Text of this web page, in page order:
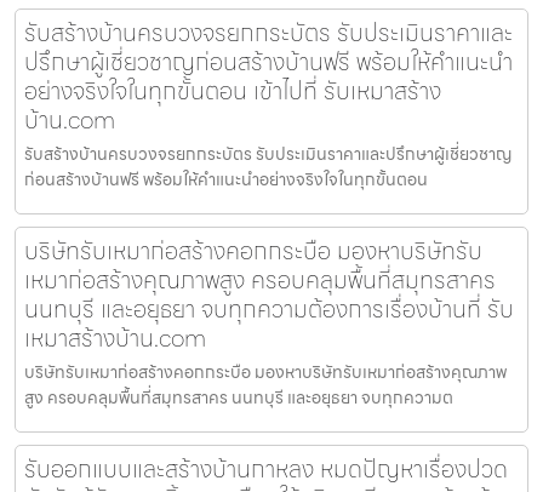
รับสร้างบ้านครบวงจรยกกระบัตร รับประเมินราคาและ
ปรึกษาผู้เชี่ยวชาญก่อนสร้างบ้านฟรี พร้อมให้คำแนะนำ
อย่างจริงใจในทุกขั้นตอน เข้าไปที่ รับเหมาสร้าง
บ้าน.com
รับสร้างบ้านครบวงจรยกกระบัตร รับประเมินราคาและปรึกษาผู้เชี่ยวชาญ
ก่อนสร้างบ้านฟรี พร้อมให้คำแนะนำอย่างจริงใจในทุกขั้นตอน
บริษัทรับเหมาก่อสร้างคอกกระบือ มองหาบริษัทรับ
เหมาก่อสร้างคุณภาพสูง ครอบคลุมพื้นที่สมุทรสาคร
นนทบุรี และอยุธยา จบทุกความต้องการเรื่องบ้านที่ รับ
เหมาสร้างบ้าน.com
บริษัทรับเหมาก่อสร้างคอกกระบือ มองหาบริษัทรับเหมาก่อสร้างคุณภาพ
สูง ครอบคลุมพื้นที่สมุทรสาคร นนทบุรี และอยุธยา จบทุกความต
รับออกแบบและสร้างบ้านกาหลง หมดปัญหาเรื่องปวด